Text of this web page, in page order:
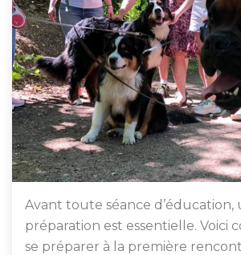
Avant toute séance d’éducation,
préparation est essentielle. Voici
se préparer à la première